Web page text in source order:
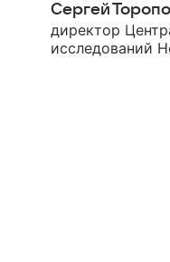
Сергей
директор
исследований